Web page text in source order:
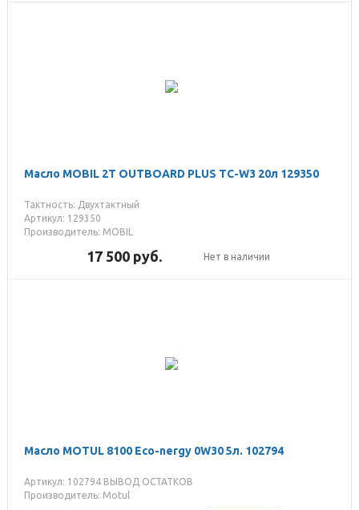
Масло MOBIL 2T OUTBOARD PLUS TC-W3 20л 129350
Тактность: Двухтактный
Артикул: 129350
Производитель: MOBIL
17 500 руб. Нет в наличии
Масло MOTUL 8100 Eco-nergy 0W30 5л. 102794
Артикул: 102794 ВЫВОД ОСТАТКОВ
Производитель: Motul